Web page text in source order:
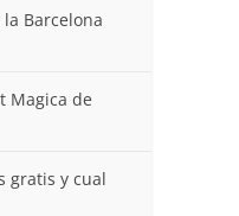
Barcelona
Magica de
gratis y cual